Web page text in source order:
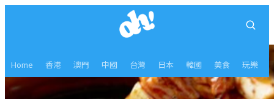
Home 香港 澳門 中國 台灣 日本 韓國 美食 玩樂